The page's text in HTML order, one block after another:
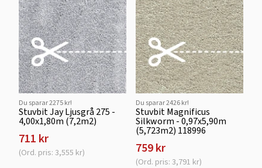
Du sparar 2275 kr!
Stuvbit Jay Ljusgrå 275 -
4,00x1,80m (7,2m2)
711 kr
(Ord. pris: 3,555 kr)
Du sparar 2426 kr!
Stuvbit Magnificus
Silkworm - 0,97x5,90m
(5,723m2) 118996
759 kr
(Ord. pris: 3,791 kr)